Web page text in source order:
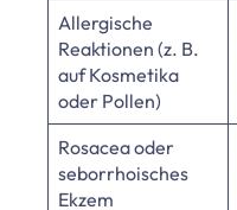
Allergische
Reaktionen (z. B.
auf Kosmetika
oder Pollen)
Rosacea oder
seborrhoisches
Ekzem